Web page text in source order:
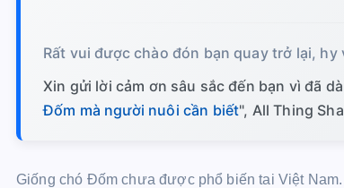
Rất vui được chào đón bạn quay trở lại,
Xin gửi lời cảm ơn sâu sắc đến bạn vì đã
Đốm mà người nuôi cần biết", All Thing
Giống chó Đốm chưa được phổ biến tai Việt